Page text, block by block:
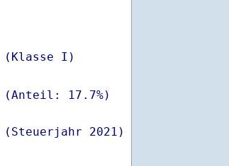
I)
(Steuerjahr 2021)